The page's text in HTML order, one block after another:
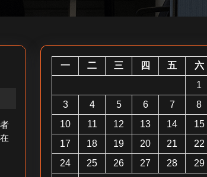
一 二 三 四 五 六
1
3
4 5 6 7 8
10
11 12 13 14 15
17
18 19 20 21 22
24
25 26 27 28 29